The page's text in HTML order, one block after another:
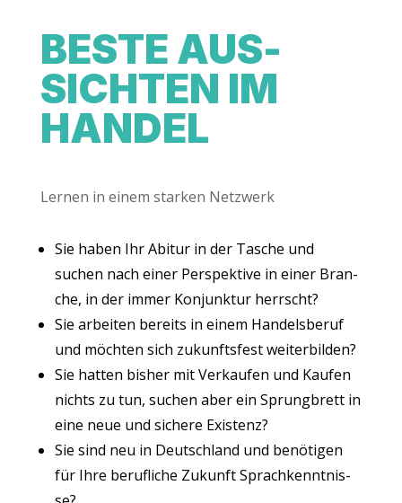
BES­TE AUS­
SICH­TEN IM
HANDEL
Ler­nen in einem star­ken Netzwerk
Sie haben Ihr Abitur in der Tasche und
suchen nach einer Per­spek­ti­ve in einer Bran­
che, in der immer Kon­junk­tur herrscht?
Sie arbei­ten bereits in einem Han­dels­be­ruf
und möch­ten sich zukunfts­fest wei­ter­bil­den?
Sie hat­ten bis­her mit Ver­kau­fen und Kau­fen
nichts zu tun, suchen aber ein Sprung­brett in
eine neue und siche­re Existenz?
Sie sind neu in Deutsch­land und benö­ti­gen
für Ihre beruf­li­che Zukunft Sprach­kennt­nis­